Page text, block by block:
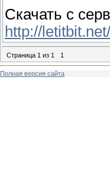
Скачать с
http://
Страница 1 из 1 1
Полная версия сайта